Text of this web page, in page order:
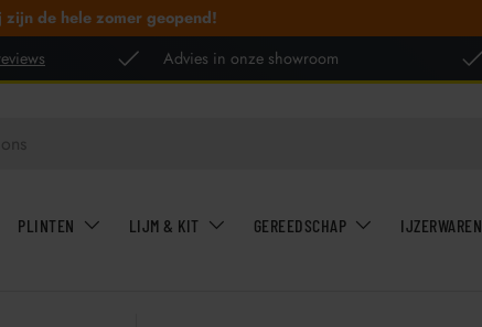
zijn de hele zomer geopend!
Advies in onze showroom
PLINTEN LIJM & KIT GEREEDSCHAP IJZERWAREN